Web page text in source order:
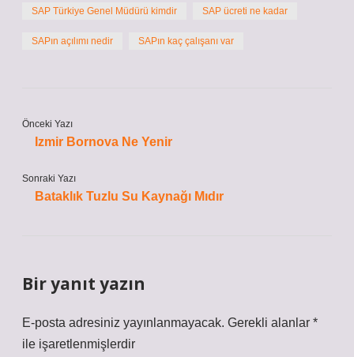
SAP Türkiye Genel Müdürü kimdir SAP ücreti ne kadar
SAPın açılımı nedir SAPın kaç çalışanı var
Önceki Yazı
Izmir Bornova Ne Yenir
Sonraki Yazı
Bataklık Tuzlu Su Kaynağı Mıdır
Bir yanıt yazın
E-posta adresiniz yayınlanmayacak. Gerekli alanlar *
ile işaretlenmişlerdir